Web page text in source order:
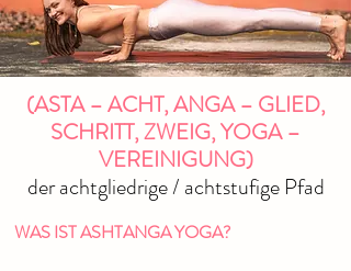
(ASTA – ACHT, ANGA – GLIED,
SCHRITT, ZWEIG, YOGA –
VEREINIGUNG)
der achtgliedrige / achtstufige Pfad
WAS IST ASHTANGA YOGA?